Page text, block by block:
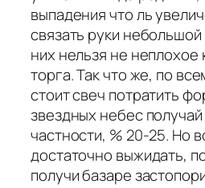
выпадения что ль
связать руки
них нельзя не неплохое
торга. Так что же, по
стоит свеч потратить
звездных небес
частности, % 20-25. Но
достаточно выжидать,
получи базаре